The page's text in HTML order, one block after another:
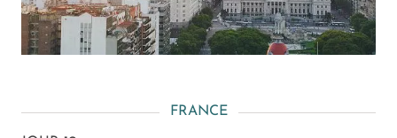
FRANCE